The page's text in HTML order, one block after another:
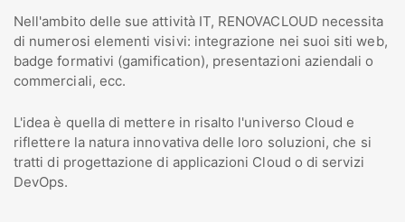
Nell'ambito delle sue attività IT, RENOVACLOUD necessita
di numerosi elementi visivi: integrazione nei suoi siti web,
badge formativi (gamification), presentazioni aziendali o
commerciali, ecc.
L'idea è quella di mettere in risalto l'universo Cloud e
riflettere la natura innovativa delle loro soluzioni, che si
tratti di progettazione di applicazioni Cloud o di servizi
DevOps.